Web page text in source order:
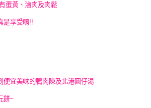
蛋黃、滷肉及肉鬆
是享受唷!!
便宜美味的鴨肉陳及北港圓仔湯
餅~